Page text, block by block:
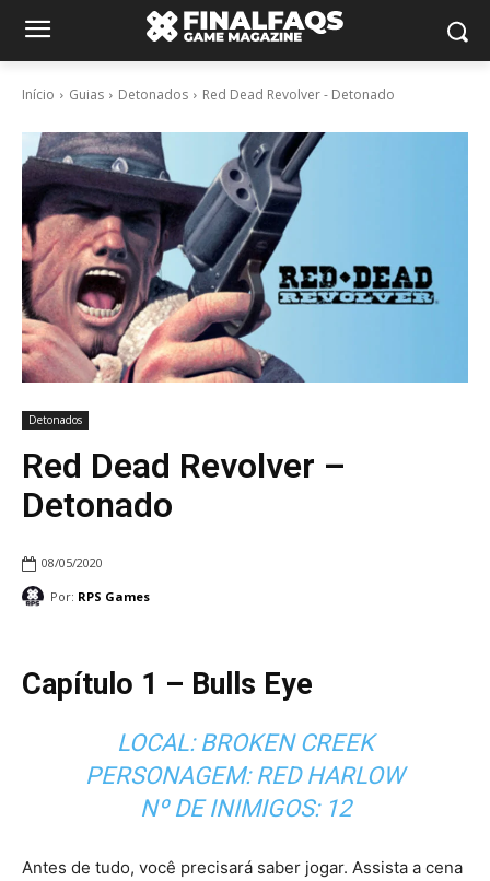
Início Guias Detonados Red Dead Revolver - Detonado
Detonados
Red Dead Revolver –
Detonado
08/05/2020
Por: RPS Games
Capítulo 1 – Bulls Eye
LOCAL: BROKEN CREEK
PERSONAGEM: RED HARLOW
Nº DE INIMIGOS: 12
Antes de tudo, você precisará saber jogar. Assista a cena